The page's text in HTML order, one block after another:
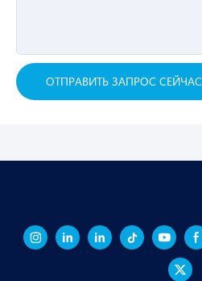
ОТПРАВИТЬ ЗАПРОС СЕЙЧАС